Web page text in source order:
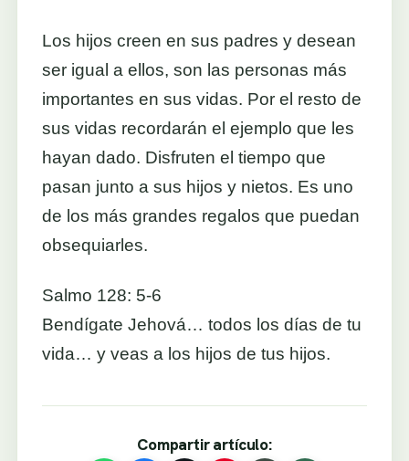
Los hijos creen en sus padres y desean
ser igual a ellos, son las personas más
importantes en sus vidas. Por el resto de
sus vidas recordarán el ejemplo que les
hayan dado. Disfruten el tiempo que
pasan junto a sus hijos y nietos. Es uno
de los más grandes regalos que puedan
obsequiarles.
Salmo 128: 5-6
Bendígate Jehová… todos los días de tu
vida… y veas a los hijos de tus hijos.
Compartir artículo: